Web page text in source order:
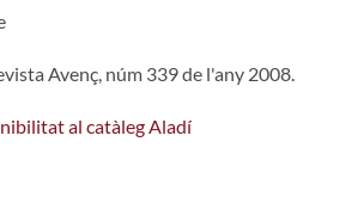
Avenç, núm 339 de l'any 2008.
al catàleg Aladí